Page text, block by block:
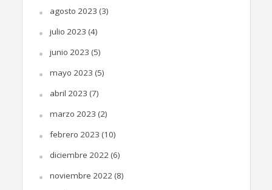
agosto 2023 (3)
julio 2023 (4)
junio 2023 (5)
mayo 2023 (5)
abril 2023 (7)
marzo 2023 (2)
febrero 2023 (10)
diciembre 2022(6)
noviembre 2022(8)